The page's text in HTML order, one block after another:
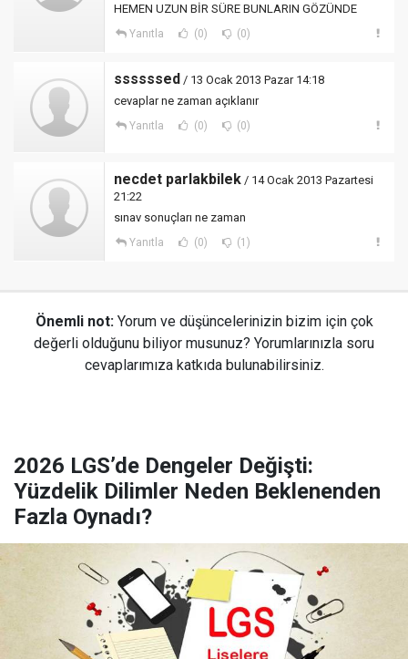
HEMEN UZUN BİR SÜRE BUNLARIN GÖZÜNDE
Yanıtla (0) (0)
ssssssed / 13 Ocak 2013 Pazar 14:18
cevaplar ne zaman açıklanır
Yanıtla (0) (0)
necdet parlakbilek / 14 Ocak 2013 Pazartesi
21:22
sınav sonuçları ne zaman
Yanıtla (0) (1)
Önemli not: Yorum ve düşüncelerinizin bizim için çok
değerli olduğunu biliyor musunuz? Yorumlarınızla soru
cevaplarımıza katkıda bulunabilirsiniz.
2026 LGS’de Dengeler Değişti:
Yüzdelik Dilimler Neden Beklenenden
Fazla Oynadı?